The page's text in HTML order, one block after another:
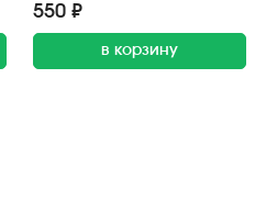
550 ₽
в корзину